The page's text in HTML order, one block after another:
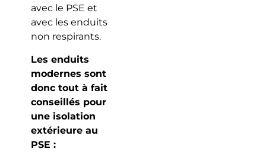
avec le PSE et
avec les enduits
non respirants.
Les enduits
modernes sont
donc tout à fait
conseillés pour
une isolation
extérieure au
PSE :